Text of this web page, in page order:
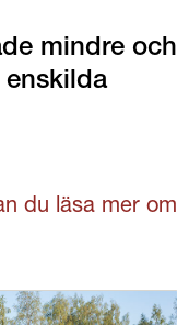
mindre och
enskilda
du läsa mer om